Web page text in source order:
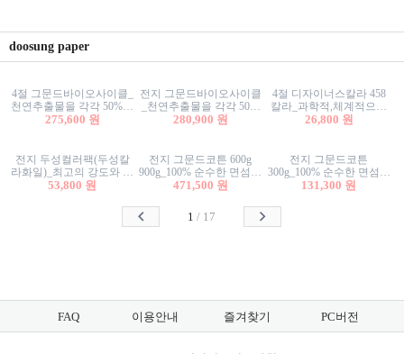
doosung paper
4절 그문드바이오사이클_
천연추출물을 각각 50%이
상 함유한 친환경그래픽
275,600 원
전지 그문드바이오사이클
_천연추출물을 각각 50%
이상 함유한 친환경그래
280,900 원
4절 디자이너스칼라 458
칼라_과학적,체계적으로
분류된 200색을 갖춘 색지
26,800 원
전지 두성컬러팩(두성칼
라화일)_최고의 강도와 평
활성을 지닌 다양한 컬러
53,800 원
전지 그문드코튼 600g
900g_100% 순수한 면섬유
로 만든 친환경프리미엄
471,500 원
전지 그문드코튼
300g_100% 순수한 면섬유
로 만든 친환경프리미엄
131,300 원
1 / 17
FAQ 이용안내 즐겨찾기 PC버전